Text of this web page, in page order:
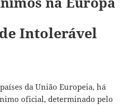
Intolerável
da União Europeia, há
oficial, determinado pelo